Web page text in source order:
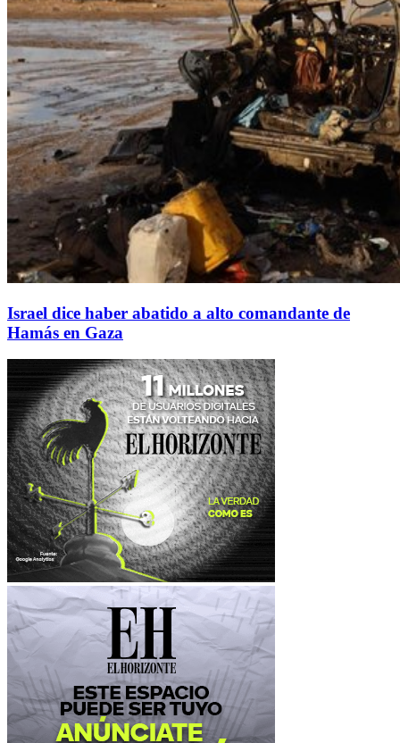
Israel dice haber abatido a alto comandante de
Hamás en Gaza